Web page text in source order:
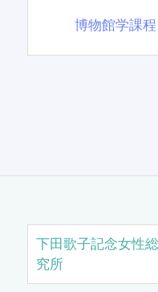
博物館学課程
下田歌子記念女性
究所